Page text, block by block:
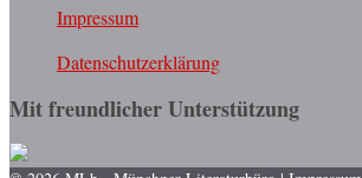
Impressum
Datenschutzerklärung
Mit freundlicher Unterstützung